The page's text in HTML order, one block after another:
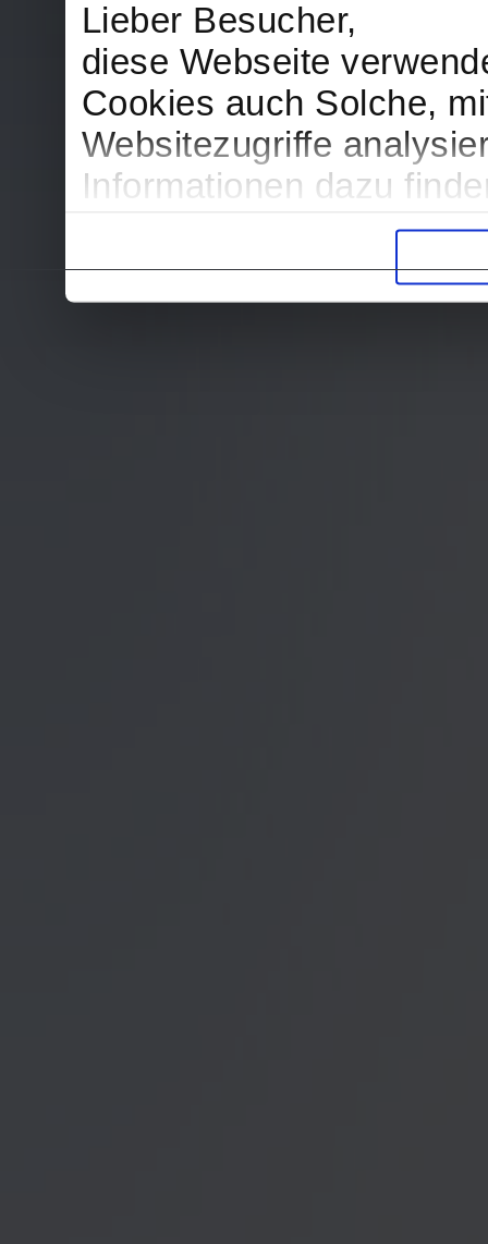
Lieber Besucher,
diese Webseite
Cookies auch Solche,
Websitezugriffe
Informationen dazu
in der
Entscheidung auch
finden die Erklärung in